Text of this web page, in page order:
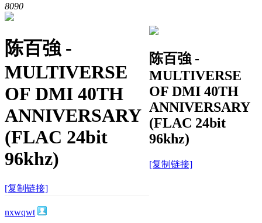
8090
陈百強 -
MULTIVERSE
OF DMI 40TH
ANNIVERSARY
(FLAC 24bit
96khz)
[复制链接]
陈百強 -
MULTIVERSE
OF DMI 40TH
ANNIVERSARY
(FLAC 24bit
96khz)
[复制链接]
nxwqwt